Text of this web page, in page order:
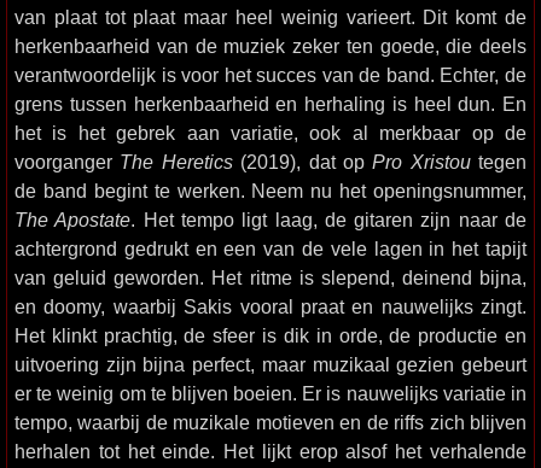
van plaat tot plaat maar heel weinig varieert. Dit komt de
herkenbaarheid van de muziek zeker ten goede, die deels
verantwoordelijk is voor het succes van de band. Echter, de
grens tussen herkenbaarheid en herhaling is heel dun. En
het is het gebrek aan variatie, ook al merkbaar op de
voorganger The Heretics(2019), dat opPro Xristoutegen
de band begint te werken. Neem nu het openingsnummer,
The Apostate. Het tempo ligt laag, de gitaren zijn naar de
achtergrond gedrukt en een van de vele lagen in het tapijt
van geluid geworden. Het ritme is slepend, deinend bijna,
en doomy, waarbij Sakis vooral praat en nauwelijks zingt.
Het klinkt prachtig, de sfeer is dik in orde, de productie en
uitvoering zijn bijna perfect, maar muzikaal gezien gebeurt
er te weinig om te blijven boeien. Er is nauwelijks variatie in
tempo, waarbij de muzikale motieven en de riffs zich blijven
herhalen tot het einde. Het lijkt erop alsof het verhalende